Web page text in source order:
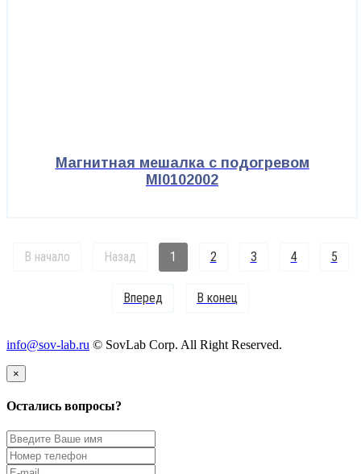
Магнитная мешалка с подогревом
MI0102002
В начало Назад 1 2 3 4 5
Вперед В конец
info@sov-lab.ru © SovLab Corp. All Right Reserved.
×
Остались вопросы?